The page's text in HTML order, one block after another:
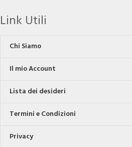
Link Utili
Chi Siamo
Il mio Account
Lista dei desideri
Termini e Condizioni
Privacy